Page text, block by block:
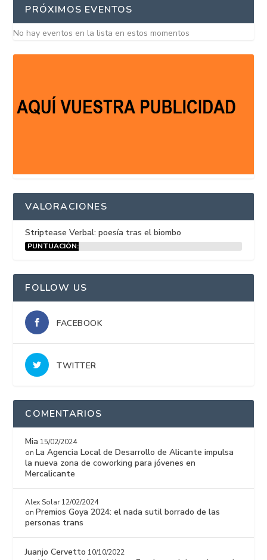
PRÓXIMOS EVENTOS
No hay eventos en la lista en estos momentos
VALORACIONES
Striptease Verbal: poesía tras el biombo
PUNTUACIÓN:
FOLLOW US
FACEBOOK
TWITTER
COMENTARIOS
Mia 15/02/2024
on La Agencia Local de Desarrollo de Alicante impulsa
la nueva zona de coworking para jóvenes en
Mercalicante
Alex Solar 12/02/2024
on Premios Goya 2024: el nada sutil borrado de las
personas trans
Juanjo Cervetto 10/10/2022